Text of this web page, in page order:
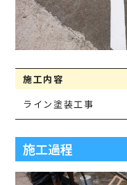
施工内容
ライン塗装工事
施工過程